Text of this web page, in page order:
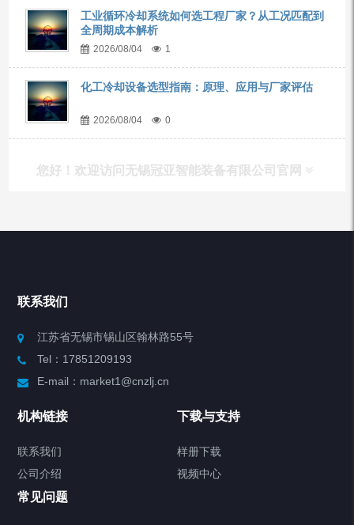
工业循环冷却系统如何选工程厂家？从工况匹配到
全周期成本解析
2026/08/04 1
化工冷却设备选型指南：原理、应用与厂家评估
2026/08/04 0
您好！欢迎访问无锡冠亚智能装备有限公司官网
产品列表
制冷加热动态控温系统
Chiller直冷控温机组
联系我们
江苏省无锡市锡山区翰林路55号
Tel：17851209193
E-mail：market1@cnzlj.cn
机构链接
联系我们
公司介绍
下载与支持
样册下载
视频中心
常见问题